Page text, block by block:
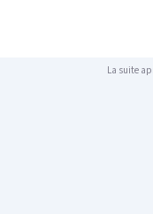
La suite